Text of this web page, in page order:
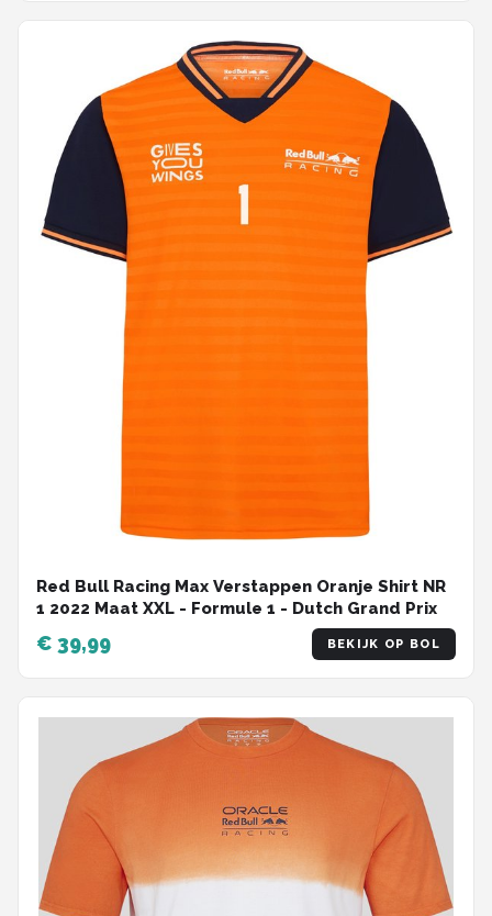
Red Bull Racing Max Verstappen Oranje Shirt NR
1 2022 Maat XXL - Formule 1 - Dutch Grand Prix
€ 39,99 BEKIJK OP BOL